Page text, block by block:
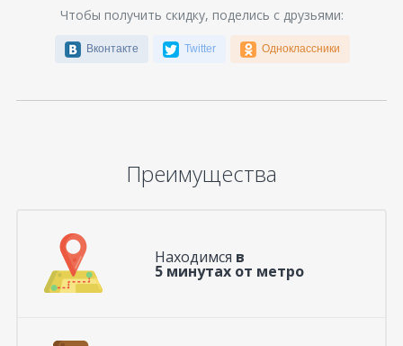
Чтобы получить скидку, поделись с друзьями:
Вконтакте Twitter Одноклассники
Преимущества
Находимся в
5 минутах от метро